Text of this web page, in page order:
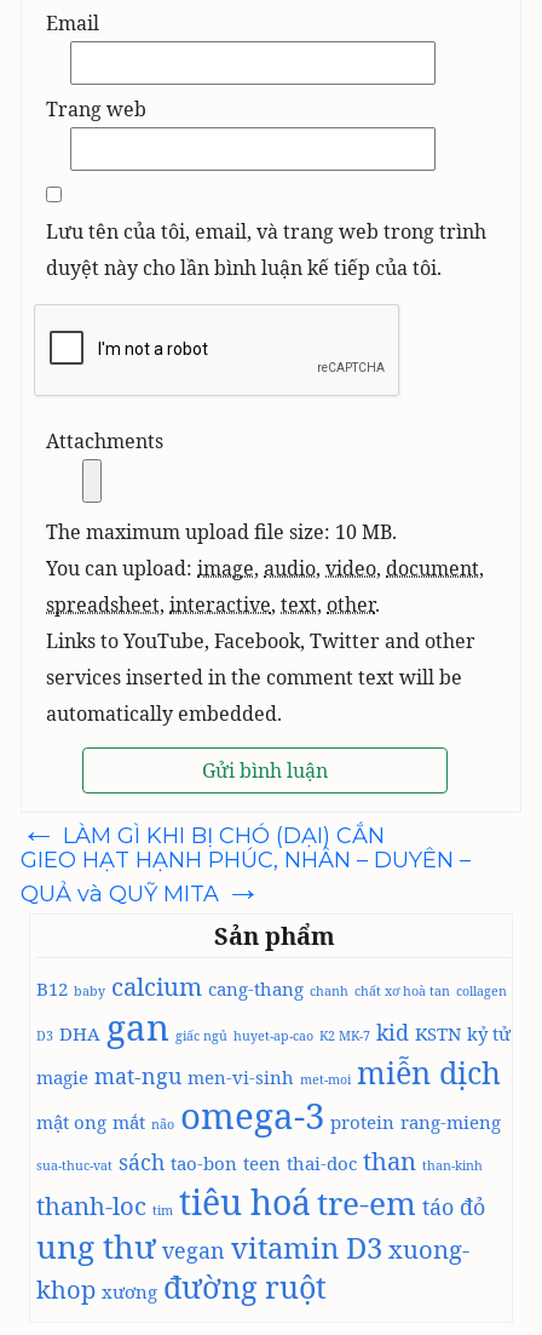
Email
Trang web
Lưu tên của tôi, email, và trang web trong trình
duyệt này cho lần bình luận kế tiếp của tôi.
Attachments
The maximum upload file size: 10 MB.
You can upload: image, audio, video, document,
spreadsheet, interactive, text, other.
Links to YouTube, Facebook, Twitter and other
services inserted in the comment text will be
automatically embedded.
Điều
hướng
bài
viết
← LÀM GÌ KHI BỊ CHÓ (DẠI) CẮN
GIEO HẠT HẠNH PHÚC, NHÂN – DUYÊN –
QUẢ và QUỸ MITA →
Sản phẩm
B12 baby calcium cang-thang chanh chất xơ hoà tan collagen
D3 DHA gan giấc ngủ huyet-ap-cao K2 MK-7 kid KSTN kỷ tử
magie mat-ngu men-vi-sinh met-moi miễn dịch
mật ong mắt não omega-3 protein rang-mieng
sua-thuc-vat sách tao-bon teen thai-doc than than-kinh
thanh-loc tim tiêu hoátre-em táo đỏ
ung thư vegan vitamin D3 xuong-
khop xương đường ruột